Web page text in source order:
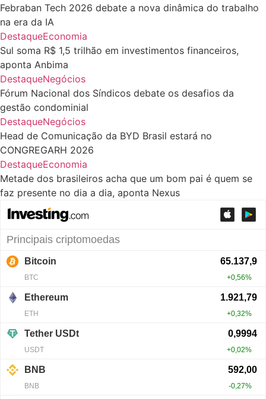
Febraban Tech 2026 debate a nova dinâmica do trabalho
na era da IA
DestaqueEconomia
Sul soma R$ 1,5 trilhão em investimentos financeiros,
aponta Anbima
DestaqueNegócios
Fórum Nacional dos Síndicos debate os desafios da
gestão condominial
DestaqueNegócios
Head de Comunicação da BYD Brasil estará no
CONGREGARH 2026
DestaqueEconomia
Metade dos brasileiros acha que um bom pai é quem se
faz presente no dia a dia, aponta Nexus